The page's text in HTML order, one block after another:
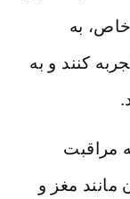
به
کنند و به
مراقبت
مغز و